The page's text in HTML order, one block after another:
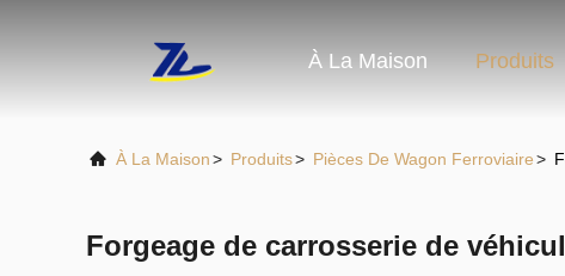
À La Maison Produits
À La Maison> Produits> Pièces De Wagon Ferroviaire>
Forgeage de carrosserie de